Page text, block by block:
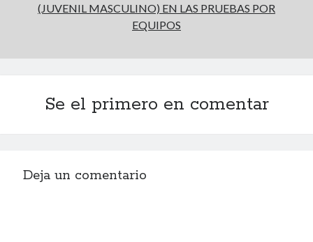
(JUVENIL MASCULINO) EN LAS PRUEBAS POR
EQUIPOS
Se el primero en comentar
Deja un comentario